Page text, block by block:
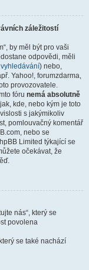
záležitostí
by měl být pro vaši
odpovědi, měli
) nebo,
Yahoo!, forumzdarma,
provozovatele.
fóru nemá absolutně
kde, nebo kým je toto
s jakýmikoliv
pomlouvačný komentář
nebo se
Limited týkající se
očekávat, že
nás“, který se
povolena
se také nachází